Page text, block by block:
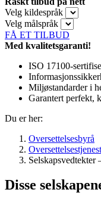
Velg kildespråk
Velg målspråk
FÅ ET TILBUD
Med kvalitetsgaranti!
ISO 17100-
Miljøstandarder i
Garantert perfekt,
Du er her:
Oversettelsesbyrå
Selskapsvedtekter
Disse